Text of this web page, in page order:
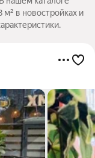
в новостройках и